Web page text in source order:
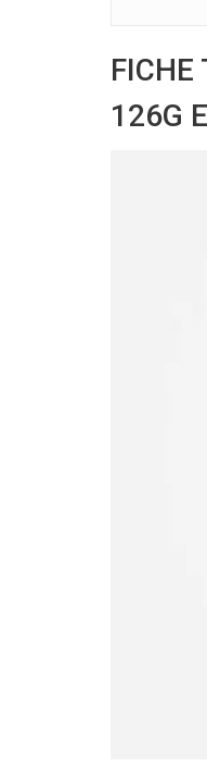
FICHE
126G